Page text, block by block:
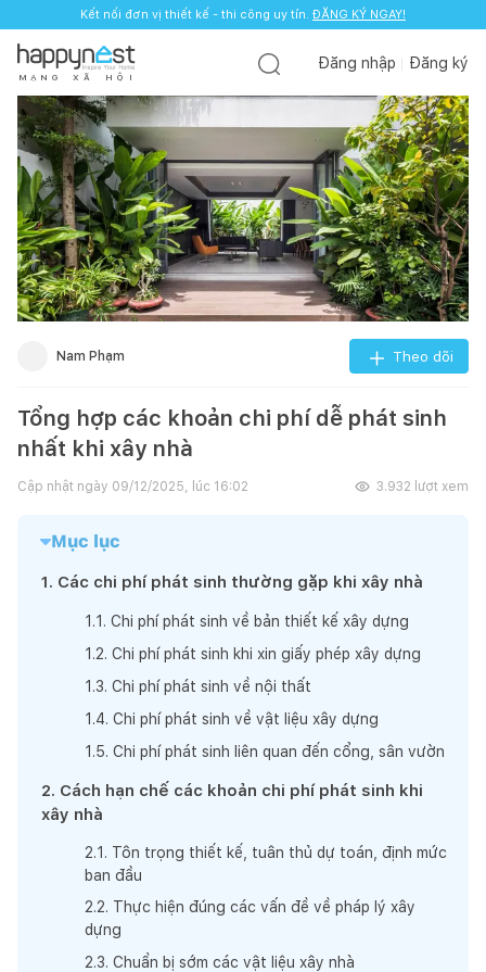
Kết nối đơn vị thiết kế - thi công uy tín. ĐĂNG KÝ NGAY!
M Ạ N G X Ã H Ộ I
Đăng nhập Đăng ký
Nam Phạm Theo dõi
Tổng hợp các khoản chi phí dễ phát sinh
nhất khi xây nhà
Cập nhật ngày 09/12/2025, lúc 16:02 3.932 lượt xem
Mục lục
1. Các chi phí phát sinh thường gặp khi xây nhà
1 .1 . Chi phí phát sinh về bản thiết kế xây dựng
1 .2. Chi phí phát sinh khi xin giấy phép xây dựng
1 .3. Chi phí phát sinh về nội thất
1 .4. Chi phí phát sinh về vật liệu xây dựng
1 .5. Chi phí phát sinh liên quan đến cổng, sân vườn
2. Cách hạn chế các khoản chi phí phát sinh khi
xây nhà
2.1 . Tôn trọng thiết kế, tuân thủ dự toán, định mức
ban đầu
2.2. Thực hiện đúng các vấn đề về pháp lý xây
dựng
2.3. Chuẩn bị sớm các vật liệu xây nhà